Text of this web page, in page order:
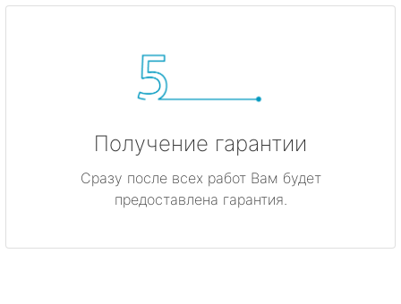
Получение гарантии
Сразу после всех работ Вам будет
предоставлена гарантия.